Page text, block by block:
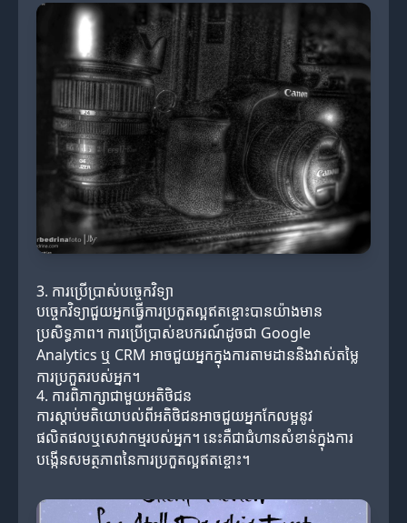
3. ការប្រើប្រាស់បច្ចេកវិទ្យា
បច្ចេកវិទ្យាជួយអ្នកធ្វើការប្រកួតល្អឥតខ្ចោះបានយ៉ាងមាន
ប្រសិទ្ធភាព។ ការប្រើប្រាស់ឧបករណ៍ដូចជា Google
Analytics ឬ CRM អាចជួយអ្នកក្នុងការតាមដាននិងវាស់តម្លៃ
ការប្រកួតរបស់អ្នក។
4. ការពិភាក្សាជាមួយអតិថិជន
ការស្តាប់មតិយោបល់ពីអតិថិជនអាចជួយអ្នកកែលម្អនូវ
ផលិតផលឬសេវាកម្មរបស់អ្នក។ នេះគឺជាជំហានសំខាន់ក្នុងការ
បង្កើនសមត្ថភាពនៃការប្រកួតល្អឥតខ្ចោះ។